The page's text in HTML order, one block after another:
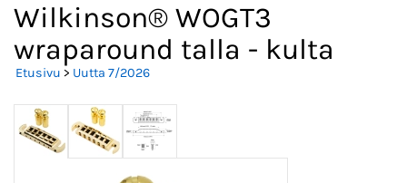
Wilkinson® WOGT3
wraparound talla - kulta
Etusivu > Uutta 7/2026